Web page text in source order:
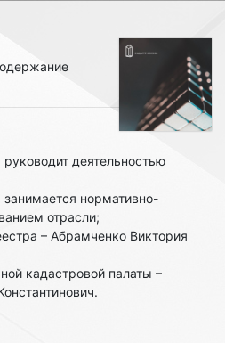
деятельностью
нормативно-
отрасли;
– Абрамченко Виктория
кадастровой палаты –